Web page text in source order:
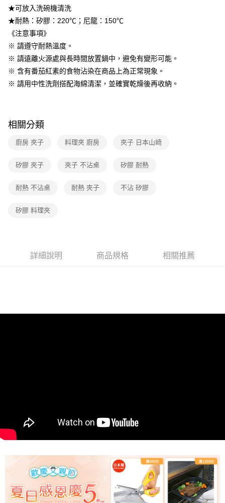
★可放入洗碗機清洗
★耐熱：矽膠：220℃；尼龍：150℃
《注意事項》
※ 請遵守耐熱溫度。
※ 請遠離火源處與長時間放置鍋中，避免有變形可能。
※ 含有番茄紅素的食物沾染在商品上為正常現象。
※ 請用中性洗劑搭配海綿清潔，並確實乾燥後再收納。
相關分類
廚房 夾子 料理夾 廚房 夾子 日本山崎
矽膠 夾子 夾子 不沾桌 矽膠 耐熱
耐熱 不沾桌 耐熱 夾子 不沾 矽膠
矽膠 料理夾
詳細說明 商品規格 相關推薦